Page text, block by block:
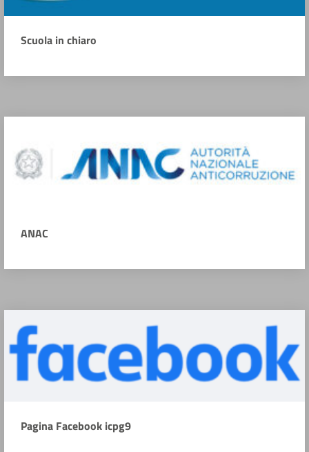
Scuola in chiaro
ANAC
Pagina Facebook icpg9